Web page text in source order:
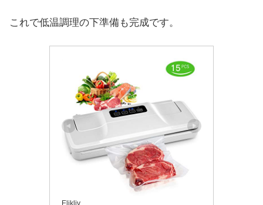
これで低温調理の下準備も完成です。
Elikliv